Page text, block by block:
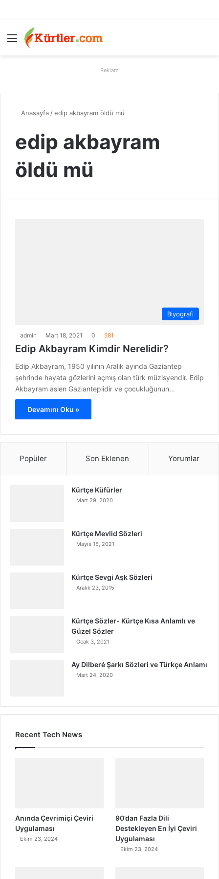
Menü
Reklam
Anasayfa /edip akbayram öldü mü
edip akbayram
öldü mü
Biyografi
admin Mart 18, 2021 0 581
Edip Akbayram Kimdir Nerelidir?
Edip Akbayram, 1950 yılının Aralık ayında Gaziantep
şehrinde hayata gözlerini açmış olan türk müzisyendir. Edip
Akbayram aslen Gazianteplidir ve çocukluğunun…
Devamını Oku »
Popüler Son Eklenen Yorumlar
Kürtçe Küfürler
Mart 29, 2020
Kürtçe Mevlid Sözleri
Mayıs 15, 2021
Kürtçe Sevgi Aşk Sözleri
Aralık 23, 2015
Kürtçe Sözler- Kürtçe Kısa Anlamlı ve
Güzel Sözler
Ocak 3, 2021
Ay Dilberé Şarkı Sözleri ve Türkçe Anlamı
Mart 24, 2020
Recent Tech News
Anında Çevrimiçi Çeviri
Uygulaması
Ekim 23, 2024
90’dan Fazla Dili
Destekleyen En İyi Çeviri
Uygulaması
Ekim 23, 2024